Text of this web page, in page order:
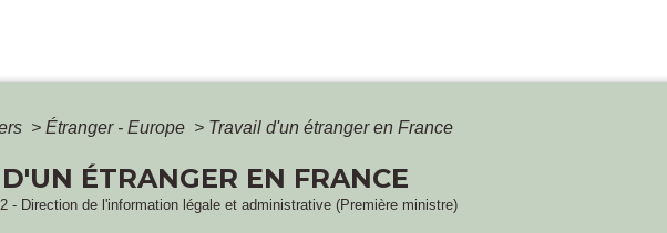
> Étranger - Europe > Travail d'un étranger en France
ÉTRANGER EN FRANCE
- Direction de l'information légale et administrative (Première ministre)